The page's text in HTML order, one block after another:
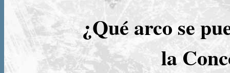
¿Qué arco se
la